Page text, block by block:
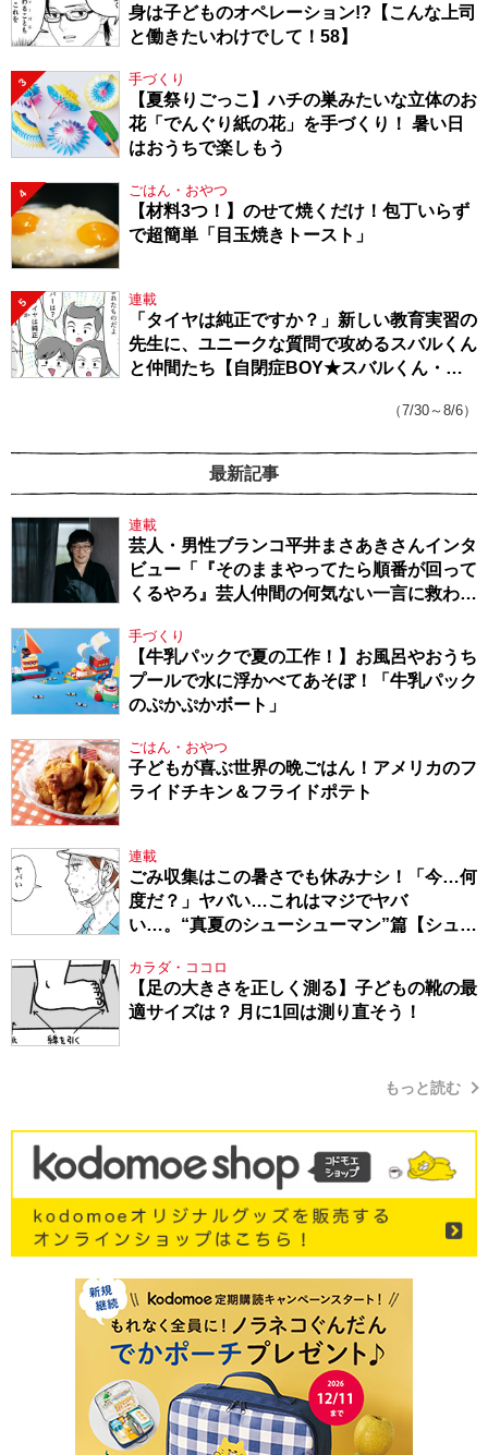
身は子どものオペレーション!?【こんな上司
と働きたいわけでして！58】
3 手づくり
【夏祭りごっこ】ハチの巣みたいな立体のお
花「でんぐり紙の花」を手づくり！ 暑い日
はおうちで楽しもう
4 ごはん・おやつ
【材料3つ！】のせて焼くだけ！包丁いらず
で超簡単「目玉焼きトースト」
5 連載
「タイヤは純正ですか？」新しい教育実習の
先生に、ユニークな質問で攻めるスバルくん
と仲間たち【自閉症BOY★スバルくん・
（7/30～8/6）
最新記事
連載
芸人・男性ブランコ平井まさあきさんインタ
ビュー「『そのままやってたら順番が回って
くるやろ』芸人仲間の何気ない一言に救われ
手づくり
【牛乳パックで夏の工作！】お風呂やおうち
プールで水に浮かべてあそぼ！「牛乳パック
のぷかぷかボート」
ごはん・おやつ
子どもが喜ぶ世界の晩ごはん！アメリカのフ
ライドチキン＆フライドポテト
連載
ごみ収集はこの暑さでも休みナシ！「今…何
度だ？」ヤバい…これはマジでヤバ
い…。“真夏のシューシューマン”篇【シュー
カラダ・ココロ
【足の大きさを正しく測る】子どもの靴の最
適サイズは？ 月に1回は測り直そう！
もっと読む